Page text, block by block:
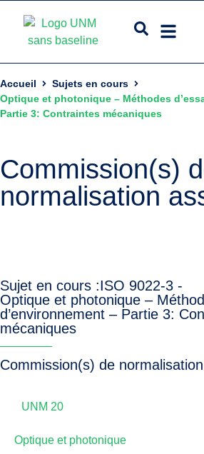
Accueil
Sujets en cours
Optique et photonique – Méthodes
Partie 3: Contraintes mécaniques
Commission(s)
normalisation
Sujet en cours :ISO 9022-3 -
Optique et photonique –
d’environnement – Partie 3:
mécaniques
Commission(s) de
UNM 20
Optique et photonique